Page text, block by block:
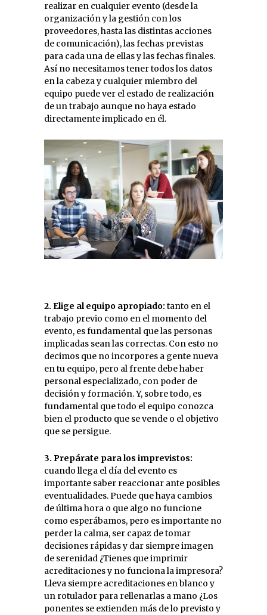
realizar en cualquier evento (desde la
organización y la gestión con los
proveedores, hasta las distintas acciones
de comunicación), las fechas previstas
para cada una de ellas y las fechas finales.
Así no necesitamos tener todos los datos
en la cabeza y cualquier miembro del
equipo puede ver el estado de realización
de un trabajo aunque no haya estado
directamente implicado en él.
2. Elige al equipo apropiado: tanto en el
trabajo previo como en el momento del
evento, es fundamental que las personas
implicadas sean las correctas. Con esto no
decimos que no incorpores a gente nueva
en tu equipo, pero al frente debe haber
personal especializado, con poder de
decisión y formación. Y, sobre todo, es
fundamental que todo el equipo conozca
bien el producto que se vende o el objetivo
que se persigue.
3. Prepárate para los imprevistos:
cuando llega el día del evento es
importante saber reaccionar ante posibles
eventualidades. Puede que haya cambios
de última hora o que algo no funcione
como esperábamos, pero es importante no
perder la calma, ser capaz de tomar
decisiones rápidas y dar siempre imagen
de serenidad ¿Tienes que imprimir
acreditaciones y no funciona la impresora?
Lleva siempre acreditaciones en blanco y
un rotulador para rellenarlas a mano ¿Los
ponentes se extienden más de lo previsto y